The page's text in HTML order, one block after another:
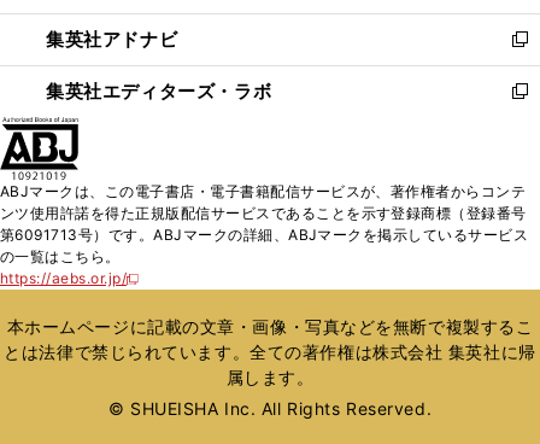
開
く
ウ
で
開
く
ン
ド
ウ
で
ウ
ィ
ン
ド
く
集英社アドナビ
新
し
い
ド
ウ
で
集英社エディターズ・ラボ
新
ィ
ン
ド
開
く
ABJマークは、この電子書店・電子書籍配信サービスが、著作権者からコンテ
ンツ使用許諾を得た正規版配信サービスであることを示す登録商標（登録番号
第6091713号）です。ABJマークの詳細、ABJマークを掲示しているサービス
の一覧はこちら。
https://aebs.or.jp/
新
い
ウ
ィ
ウ
本ホームページに記載の文章・画像・写真などを無断で複製するこ
とは法律で禁じられています。全ての著作権は株式会社 集英社に帰
属します。
© SHUEISHA Inc. All Rights Reserved.